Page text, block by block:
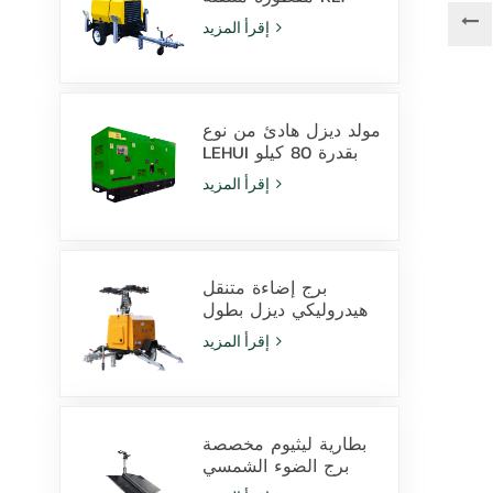
10000V المراقبة
مولد ديزل هادئ من نوع
LEHUI بقدرة 80 كيلو
فولت أمبير يعمل
بمحرك Cummins
برج إضاءة متنقل
هيدروليكي ديزل بطول
9 أمتار مزود بمصابيح
LED بقدرة 350 وات
بطارية ليثيوم مخصصة
برج الضوء الشمسي